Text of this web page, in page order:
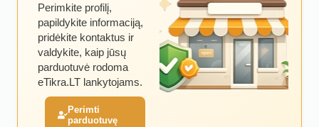
Perimkite profilį,
papildykite informaciją,
pridėkite kontaktus ir
valdykite, kaip jūsų
parduotuvė rodoma
eTikra.LT lankytojams.
Perimti
parduotuvę